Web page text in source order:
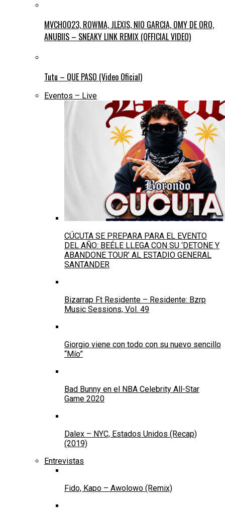
MVCHOO23, ROWMA, JLEXIS, NIO GARCIA, OMY DE ORO,
ANUBIIS – SNEAKY LINK REMIX (OFFICIAL VIDEO)
Tutu – QUE PASO (Video Oficial)
Eventos – Live
CÚCUTA SE PREPARA PARA EL EVENTO
DEL AÑO: BEÉLE LLEGA CON SU ‘DETONE Y
ABANDONE TOUR’ AL ESTADIO GENERAL
SANTANDER
Bizarrap Ft Residente – Residente: Bzrp
Music Sessions, Vol. 49
Giorgio viene con todo con su nuevo sencillo
“Mío”
Bad Bunny en el NBA Celebrity All-Star
Game 2020
Dalex – NYC, Estados Unidos (Recap)
(2019)
Entrevistas
Fido, Kapo – Awolowo (Remix)